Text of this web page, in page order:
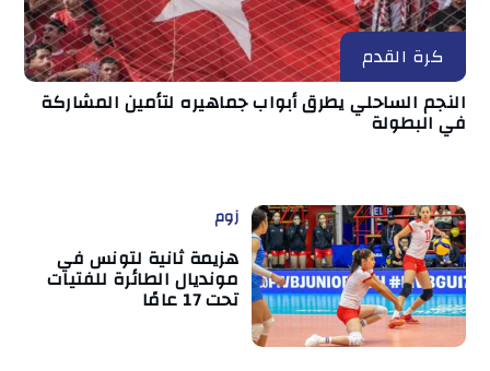
كرة القدم
النجم الساحلي يطرق أبواب جماهيره لتأمين المشاركة
في البطولة
زوم
هزيمة ثانية لتونس في
مونديال الطائرة للفتيات
تحت 17 عامًا